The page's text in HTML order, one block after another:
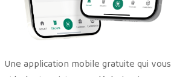
Une application mobile gratuite qui vous